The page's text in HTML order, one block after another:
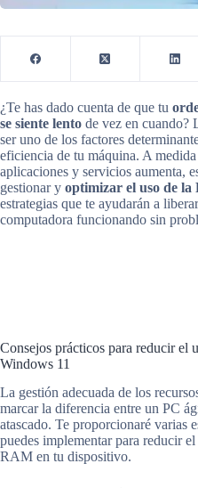
¿Te has dado cuenta de que tu
se siente lento de vez en cuando?
ser uno de los factores
eficiencia de tu máquina. A
aplicaciones y servicios aumenta,
gestionar y optimizar el uso de
estrategias que te ayudarán a
computadora funcionando sin
Consejos prácticos para reducir el
Windows 11
La gestión adecuada de los
marcar la diferencia entre un PC
atascado. Te proporcionaré varias
puedes implementar para reducir
RAM en tu dispositivo.